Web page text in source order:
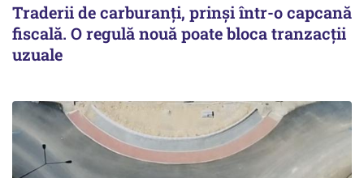
Traderii de carburanți, prinși într-o capcană
fiscală. O regulă nouă poate bloca tranzacții
uzuale